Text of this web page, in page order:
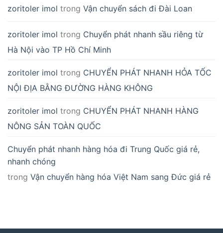
zoritoler imol trong Vận chuyển sách đi Đài Loan
zoritoler imol trong Chuyển phát nhanh sầu riêng từ
Hà Nội vào TP Hồ Chí Minh
zoritoler imol trong CHUYỂN PHÁT NHANH HỎA TỐC
NỘI ĐỊA BẰNG ĐƯỜNG HÀNG KHÔNG
zoritoler imol trong CHUYỂN PHÁT NHANH HÀNG
NÔNG SẢN TOÀN QUỐC
Chuyển phát nhanh hàng hóa đi Trung Quốc giá rẻ,
nhanh chóng
trong Vận chuyển hàng hóa Việt Nam sang Đức giá rẻ